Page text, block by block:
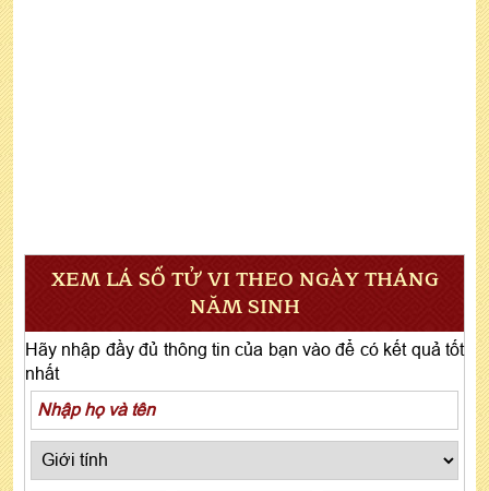
XEM LÁ SỐ TỬ VI THEO NGÀY THÁNG
NĂM SINH
Hãy nhập đầy đủ thông tin của bạn vào để có kết quả tốt
nhất